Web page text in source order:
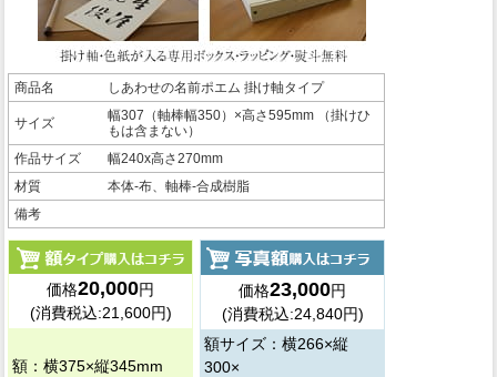
商品名 しあわせの名前ポエム 掛け軸タイプ
サイズ
幅307（軸棒幅350）×高さ595mm （掛けひ
もは含まない）
作品サイズ
幅240x高さ270mm
材質
本体-布、軸棒-合成樹脂
備考
価格20,000円
(消費税込:21,600円)
額：横375×縦345mm
価格23,000円
(消費税込:24,840円)
額サイズ：横266×縦
300×